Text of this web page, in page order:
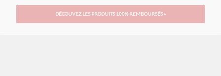
DÉCOUVEZ LES PRODUITS 100% REMBOURSÉS »